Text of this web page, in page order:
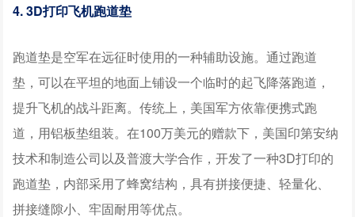
4. 3D打印飞机跑道垫
跑道垫是空军在远征时使用的一种辅助设施。通过跑道
垫，可以在平坦的地面上铺设一个临时的起飞降落跑道，
提升飞机的战斗距离。传统上，美国军方依靠便携式跑
道，用铝板垫组装。在100万美元的赠款下，美国印第安纳
技术和制造公司以及普渡大学合作，开发了一种3D打印的
跑道垫，内部采用了蜂窝结构，具有拼接便捷、轻量化、
拼接缝隙小、牢固耐用等优点。